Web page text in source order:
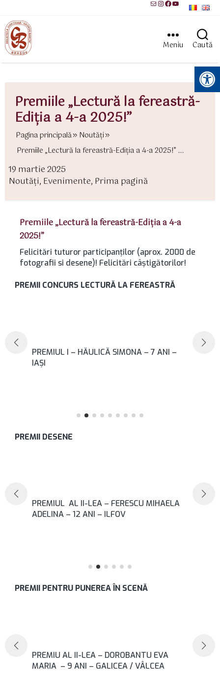
MailInstagram
Facebook
YouTube
Meniu Caută
Instrumente pentru accesibilitate
Premiile „Lectură la fereastră-
Ediția a 4-a 2025!”
Pagina principală
Noutăți
Premiile „Lectură la fereastră-Ediția a 4-a 2025!” ...
19 martie 2025
Noutăți, Evenimente, Prima pagină
Premiile „Lectură la fereastră-Ediția a 4-a
2025!”
Felicitări tuturor participanților (aprox. 2000 de
fotografii si desene)! Felicitări câștigătorilor!
PREMII CONCURS LECTURĂ LA FEREASTRĂ
PREMIUL I – HĂULICĂ SIMONA – 7 ANI –
IAȘI
PREMII DESENE
PREMIUL AL II-LEA – FERESCU MIHAELA
ADELINA – 12 ANI – ILFOV
PREMII PENTRU PUNEREA ÎN SCENĂ
PREMIU AL II-LEA – DOROBANTU EVA
MARIA – 9 ANI – GALICEA / VÂLCEA